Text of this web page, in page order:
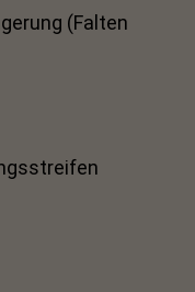
(Falten